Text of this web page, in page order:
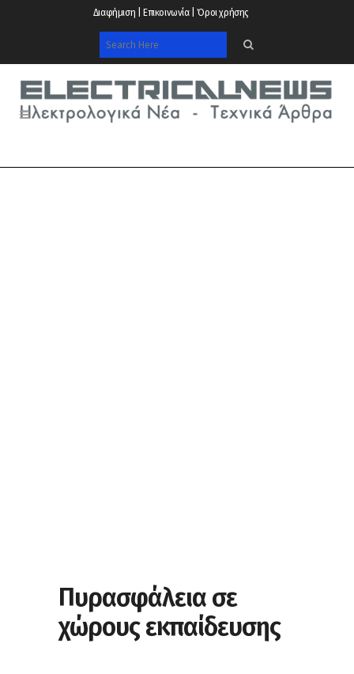
Διαφήμιση | Επικοινωνία | Όροι χρήσης
Πυρασφάλεια σε
χώρους εκπαίδευσης